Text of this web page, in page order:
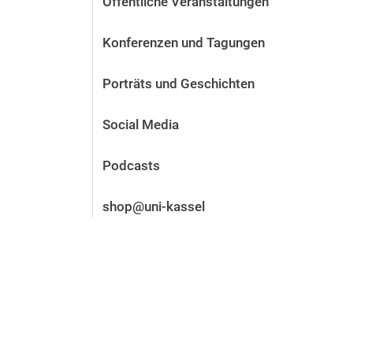
Stellenangebote
Alum­ni und Freunde
Kontakt und Standorte
Konferenzen und Tagungen
Porträts und Geschichten
Social Media
Podcasts
shop@uni-kassel